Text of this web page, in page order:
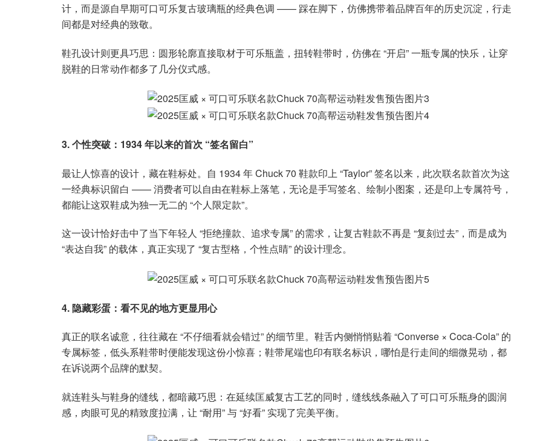
计，而是源自早期可口可乐复古玻璃瓶的经典色调 —— 踩在脚下，仿佛携带着品牌百年的历史沉淀，行走
间都是对经典的致敬。
鞋孔设计则更具巧思：圆形轮廓直接取材于可乐瓶盖，扭转鞋带时，仿佛在 “开启” 一瓶专属的快乐，让穿
脱鞋的日常动作都多了几分仪式感。
3. 个性突破：1934 年以来的首次 “签名留白”
最让人惊喜的设计，藏在鞋标处。自 1934 年 Chuck 70 鞋款印上 “Taylor” 签名以来，此次联名款首次为这
一经典标识留白 —— 消费者可以自由在鞋标上落笔，无论是手写签名、绘制小图案，还是印上专属符号，
都能让这双鞋成为独一无二的 “个人限定款”。
这一设计恰好击中了当下年轻人 “拒绝撞款、追求专属” 的需求，让复古鞋款不再是 “复刻过去”，而是成为
“表达自我” 的载体，真正实现了 “复古型格，个性点睛” 的设计理念。
4. 隐藏彩蛋：看不见的地方更显用心
真正的联名诚意，往往藏在 “不仔细看就会错过” 的细节里。鞋舌内侧悄悄贴着 “Converse × Coca-Cola” 的
专属标签，低头系鞋带时便能发现这份小惊喜；鞋带尾端也印有联名标识，哪怕是行走间的细微晃动，都
在诉说两个品牌的默契。
就连鞋头与鞋身的缝线，都暗藏巧思：在延续匡威复古工艺的同时，缝线线条融入了可口可乐瓶身的圆润
感，肉眼可见的精致度拉满，让 “耐用” 与 “好看” 实现了完美平衡。